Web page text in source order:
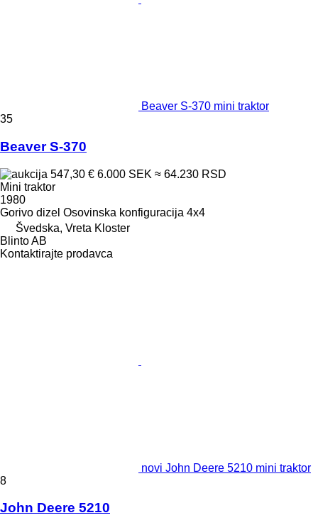
Beaver S-370 mini traktor
35
Beaver S-370
547,30 € 6.000 SEK ≈ 64.230 RSD
Mini traktor
1980
Gorivo dizel Osovinska konfiguracija 4x4
Švedska, Vreta Kloster
Blinto AB
Kontaktirajte prodavca
novi John Deere 5210 mini traktor
8
John Deere 5210